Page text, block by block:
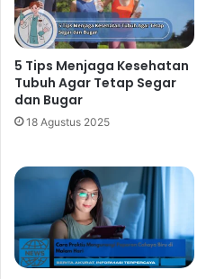
5 Tips Menjaga Kesehatan
Tubuh Agar Tetap Segar
dan Bugar
18 Agustus 2025